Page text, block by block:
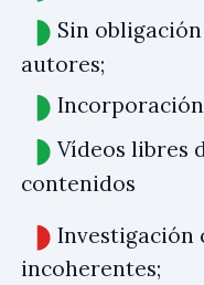
Sin
autores;
Vídeos libres
contenidos
Investigación
incoherentes;